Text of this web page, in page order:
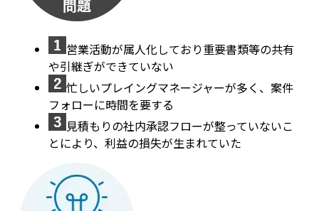
営業活動が属人化しており重要書類等の共有
や引継ぎができていない
忙しいプレイングマネージャーが多く、案件
フォローに時間を要する
見積もりの社内承認フローが整っていないこ
とにより、利益の損失が生まれていた